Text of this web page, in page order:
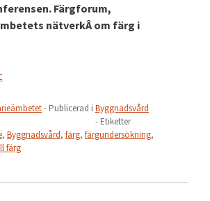
Färgforum,
nätverkÂ om färg i
- Publicerad i Byggnadsvård
- Etiketter
, Byggnadsvård, färg, färgundersökning,
färg